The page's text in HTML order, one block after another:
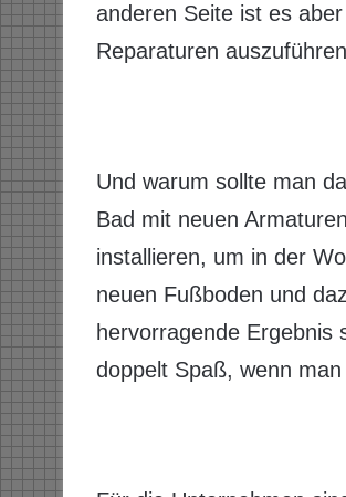
anderen Seite ist es
Reparaturen
Und warum sollte man
Bad mit neuen
installieren, um in der
neuen Fußboden und
hervorragende Ergebnis
doppelt Spaß, wenn